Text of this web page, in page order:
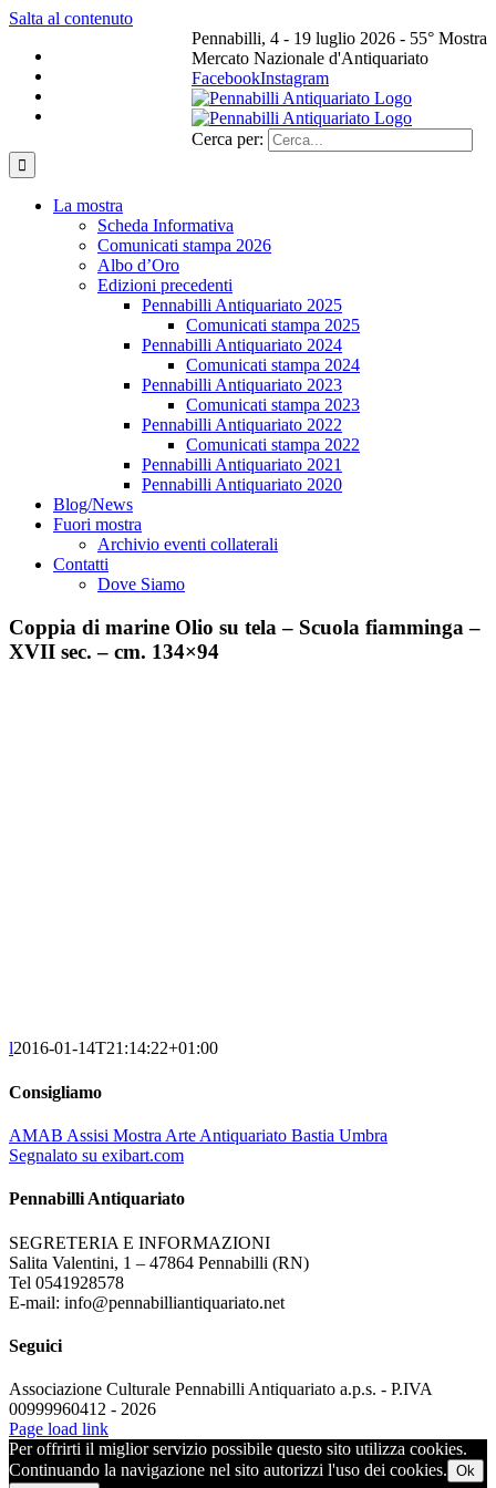
Salta al contenuto
Pennabilli, 4 - 19 luglio 2026 - 55° Mostra
Mercato Nazionale d'Antiquariato
FacebookInstagram
Cerca per:
La mostra
Scheda Informativa
Comunicati stampa 2026
Albo d’Oro
Edizioni precedenti
Pennabilli Antiquariato 2025
Comunicati stampa 2025
Pennabilli Antiquariato 2024
Comunicati stampa 2024
Pennabilli Antiquariato 2023
Comunicati stampa 2023
Pennabilli Antiquariato 2022
Comunicati stampa 2022
Pennabilli Antiquariato 2021
Pennabilli Antiquariato 2020
Blog/News
Fuori mostra
Archivio eventi collaterali
Contatti
Dove Siamo
Coppia di marine Olio su tela – Scuola fiamminga –
XVII sec. – cm. 134×94
l2016-01-14T21:14:22+01:00
Consigliamo
AMAB Assisi Mostra Arte Antiquariato Bastia Umbra
Segnalato su exibart.com
Pennabilli Antiquariato
SEGRETERIA E INFORMAZIONI
Salita Valentini, 1 – 47864 Pennabilli (RN)
Tel 0541928578
E-mail: info@pennabilliantiquariato.net
Seguici
Associazione Culturale Pennabilli Antiquariato a.p.s. - P.IVA
00999960412 - 2026
Page load link
Per offrirti il miglior servizio possibile questo sito utilizza cookies.
Continuando la navigazione nel sito autorizzi l'uso dei cookies. Ok